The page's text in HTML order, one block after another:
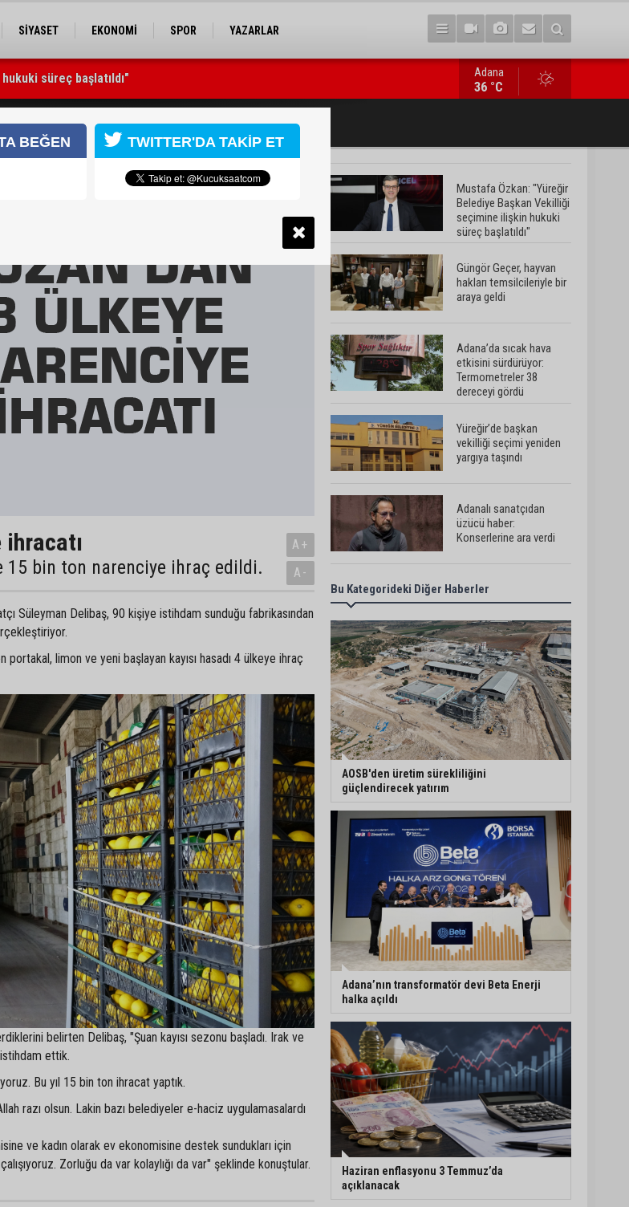
SİYASET EKONOMİ SPOR YAZARLAR
süreç başlatıldı"
Adana’da sıcak hava etkisini sürdürüyor: Termometreler 38
Adana
36 °C
ihracatı
15 bin ton narenciye ihraç edildi.
A+
A-
Süleyman Delibaş, 90 kişiye istihdam sunduğu fabrikasından
limon ve yeni başlayan kayısı hasadı 4 ülkeye ihraç
belirten Delibaş, "Şuan kayısı sezonu başladı. Irak ve
ettik.
Bu yıl 15 bin ton ihracat yaptık.
razı olsun. Lakin bazı belediyeler e-haciz uygulamasalardı
ve kadın olarak ev ekonomisine destek sundukları için
Zorluğu da var kolaylığı da var" şeklinde konuştular.
Mustafa Özkan: "Yüreğir
Belediye Başkan Vekilliği
seçimine ilişkin hukuki
süreç başlatıldı"
Güngör Geçer, hayvan
hakları temsilcileriyle bir
araya geldi
Adana’da sıcak hava
etkisini sürdürüyor:
Termometreler 38
dereceyi gördü
Yüreğir’de başkan
vekilliği seçimi yeniden
yargıya taşındı
Adanalı sanatçıdan
üzücü haber:
Konserlerine ara verdi
Büyükşehirden üreticiye
168 adet süt sağım
makinesi
Ayhan Barut: "Sıcaklar
yaşam hakkını tehdit
ediyor"
ASKİ'den Bakımyurdu
Caddesi'nde içme suyu
altyapısına güçlü yatırım
Müzeyyen Şevkin: "Yolcu
garantisi verilen
havalimanında 100
emekçi neden işten
çıkarılıyor?"
Büyükşehir açıkladı:
Yasaklı ırk köpeğe
mevzuat kapsamında
işlem yapıldı
Bu Kategorideki Diğer Haberler
⁠AOSB'den üretim sürekliliğini
güçlendirecek yatırım
Adana’nın transformatör devi Beta Enerji
halka açıldı
Haziran enflasyonu 3 Temmuz’da
açıklanacak
BEĞEN TWITTER'DA TAKİP ET